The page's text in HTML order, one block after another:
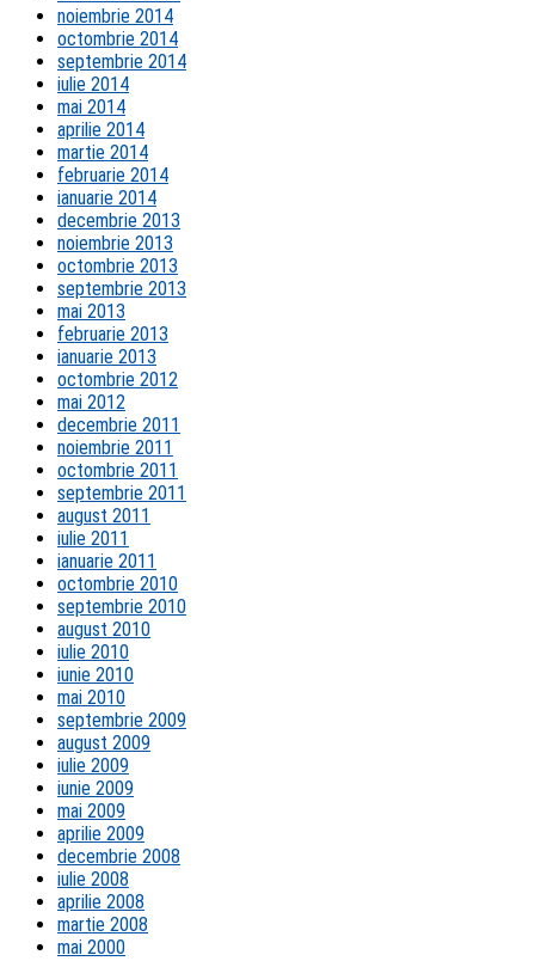
noiembrie 2014
octombrie 2014
septembrie 2014
iulie 2014
mai 2014
aprilie 2014
martie 2014
februarie 2014
ianuarie 2014
decembrie 2013
noiembrie 2013
octombrie 2013
septembrie 2013
mai 2013
februarie 2013
ianuarie 2013
octombrie 2012
mai 2012
decembrie 2011
noiembrie 2011
octombrie 2011
septembrie 2011
august 2011
iulie 2011
ianuarie 2011
octombrie 2010
septembrie 2010
august 2010
iulie 2010
iunie 2010
mai 2010
septembrie 2009
august 2009
iulie 2009
iunie 2009
mai 2009
aprilie 2009
decembrie 2008
iulie 2008
aprilie 2008
martie 2008
mai 2000